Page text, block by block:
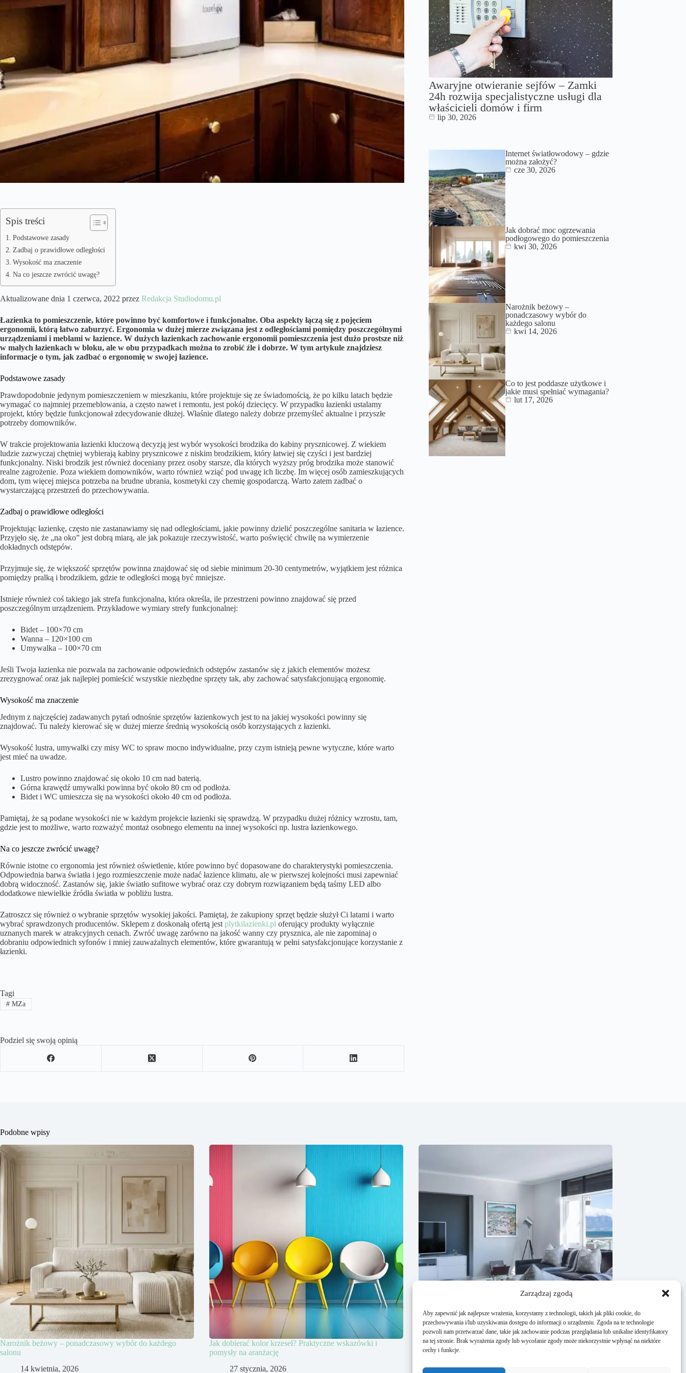
Zarządzaj zgodą
Aby zapewnić jak najlepsze wrażenia, korzystamy z technologii, takich jak pliki cookie, do
przechowywania i/lub uzyskiwania dostępu do informacji o urządzeniu. Zgoda na te technologie
pozwoli nam przetwarzać dane, takie jak zachowanie podczas przeglądania lub unikalne identyfikatory
na tej stronie. Brak wyrażenia zgody lub wycofanie zgody może niekorzystnie wpłynąć na niektóre
cechy i funkcje.
Spis treści
Podstawowe zasady
Zadbaj o prawidłowe odległości
Wysokość ma znaczenie
Na co jeszcze zwrócić uwagę?
Aktualizowane dnia 1 czerwca, 2022 przez Redakcja Studiodomu.pl
Łazienka to pomieszczenie, które powinno być komfortowe i funkcjonalne. Oba aspekty łączą się z pojęciem
ergonomii, którą łatwo zaburzyć. Ergonomia w dużej mierze związana jest z odległościami pomiędzy poszczególnymi
urządzeniami i meblami w łazience. W dużych łazienkach zachowanie ergonomii pomieszczenia jest dużo prostsze niż
w małych łazienkach w bloku, ale w obu przypadkach można to zrobić źle i dobrze. W tym artykule znajdziesz
informacje o tym, jak zadbać o ergonomię w swojej łazience.
Podstawowe zasady
Prawdopodobnie jedynym pomieszczeniem w mieszkaniu, które projektuje się ze świadomością, że po kilku latach będzie
wymagać co najmniej przemeblowania, a często nawet i remontu, jest pokój dziecięcy. W przypadku łazienki ustalamy
projekt, który będzie funkcjonował zdecydowanie dłużej. Właśnie dlatego należy dobrze przemyśleć aktualne i przyszłe
potrzeby domowników.
W trakcie projektowania łazienki kluczową decyzją jest wybór wysokości brodzika do kabiny prysznicowej. Z wiekiem
ludzie zazwyczaj chętniej wybierają kabiny prysznicowe z niskim brodzikiem, który łatwiej się czyści i jest bardziej
funkcjonalny. Niski brodzik jest również doceniany przez osoby starsze, dla których wyższy próg brodzika może stanowić
realne zagrożenie. Poza wiekiem domowników, warto również wziąć pod uwagę ich liczbę. Im więcej osób zamieszkujących
dom, tym więcej miejsca potrzeba na brudne ubrania, kosmetyki czy chemię gospodarczą. Warto zatem zadbać o
wystarczającą przestrzeń do przechowywania.
Zadbaj o prawidłowe odległości
Projektując łazienkę, często nie zastanawiamy się nad odległościami, jakie powinny dzielić poszczególne sanitaria w łazience.
Przyjęło się, że „na oko” jest dobrą miarą, ale jak pokazuje rzeczywistość, warto poświęcić chwilę na wymierzenie
dokładnych odstępów.
Przyjmuje się, że większość sprzętów powinna znajdować się od siebie minimum 20-30 centymetrów, wyjątkiem jest różnica
pomiędzy pralką i brodzikiem, gdzie te odległości mogą być mniejsze.
Istnieje również coś takiego jak strefa funkcjonalna, która określa, ile przestrzeni powinno znajdować się przed
poszczególnym urządzeniem. Przykładowe wymiary strefy funkcjonalnej:
Bidet – 100×70 cm
Wanna – 120×100 cm
Umywalka – 100×70 cm
Jeśli Twoja łazienka nie pozwala na zachowanie odpowiednich odstępów zastanów się z jakich elementów możesz
zrezygnować oraz jak najlepiej pomieścić wszystkie niezbędne sprzęty tak, aby zachować satysfakcjonującą ergonomię.
Wysokość ma znaczenie
Jednym z najczęściej zadawanych pytań odnośnie sprzętów łazienkowych jest to na jakiej wysokości powinny się
znajdować. Tu należy kierować się w dużej mierze średnią wysokością osób korzystających z łazienki.
Wysokość lustra, umywalki czy misy WC to spraw mocno indywidualne, przy czym istnieją pewne wytyczne, które warto
jest mieć na uwadze.
Lustro powinno znajdować się około 10 cm nad baterią.
Górna krawędź umywalki powinna być około 80 cm od podłoża.
Bidet i WC umieszcza się na wysokości około 40 cm od podłoża.
Pamiętaj, że są podane wysokości nie w każdym projekcie łazienki się sprawdzą. W przypadku dużej różnicy wzrostu, tam,
gdzie jest to możliwe, warto rozważyć montaż osobnego elementu na innej wysokości np. lustra łazienkowego.
Na co jeszcze zwrócić uwagę?
Równie istotne co ergonomia jest również oświetlenie, które powinno być dopasowane do charakterystyki pomieszczenia.
Odpowiednia barwa światła i jego rozmieszczenie może nadać łazience klimatu, ale w pierwszej kolejności musi zapewniać
dobrą widoczność. Zastanów się, jakie światło sufitowe wybrać oraz czy dobrym rozwiązaniem będą taśmy LED albo
dodatkowe niewielkie źródła światła w pobliżu lustra.
Zatroszcz się również o wybranie sprzętów wysokiej jakości. Pamiętaj, że zakupiony sprzęt będzie służył Ci latami i warto
wybrać sprawdzonych producentów. Sklepem z doskonałą ofertą jest plytkilazienki.pl oferujący produkty wyłącznie
uznanych marek w atrakcyjnych cenach. Zwróć uwagę zarówno na jakość wanny czy prysznica, ale nie zapominaj o
dobraniu odpowiednich syfonów i mniej zauważalnych elementów, które gwarantują w pełni satysfakcjonujące korzystanie z
łazienki.
Tagi
#MZa
Podziel się swoją opinią
Awaryjne otwieranie sejfów – Zamki
24h rozwija specjalistyczne usługi dla
właścicieli domów i firm
lip 30, 2026
Internet światłowodowy – gdzie
można założyć?
cze 30, 2026
Jak dobrać moc ogrzewania
podłogowego do pomieszczenia
kwi 30, 2026
Narożnik beżowy –
ponadczasowy wybór do
każdego salonu
kwi 14, 2026
Co to jest poddasze użytkowe i
jakie musi spełniać wymagania?
lut 17, 2026
Podobne wpisy
Narożnik beżowy – ponadczasowy wybór do każdego
salonu
14 kwietnia, 2026
Jak dobierać kolor krzeseł? Praktyczne wskazówki i
pomysły na aranżację
27 stycznia, 2026
Jak wybrać komplet wypoczynkowy do salonu? Praktyczny
poradnik dla wymagających
29 grudnia, 2025